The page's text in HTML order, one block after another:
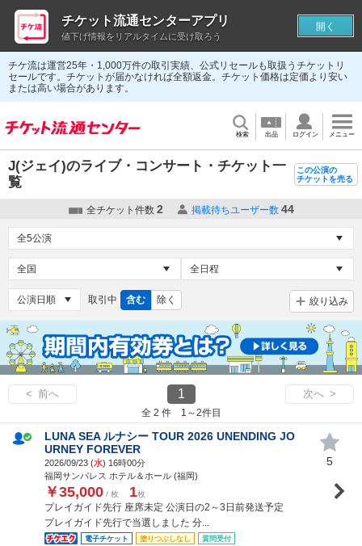
チケ流は運営25年・1,000万件の取引実績、公式リセールも取扱うチケットリ
セールです。チケットが届かなければ全額返金。チケット価格は定価より安い
または高い場合があります。
検索 出品 ログイン メニュー
J(ジェイ)のライブ・コンサート・チケット一
覧
この公演の
チケットを売る
全チケット件数 2 掲載待ちユーザー数 44
取引中 含む 除く 絞り込み
< 前へ 1 次へ >
全 2 件 1～2件目
LUNA SEA ルナシー TOUR 2026 UNENDING JO
URNEY FOREVER
2026/09/23 (水) 16時00分
福岡サンパレス ホテル＆ホール (福岡)
￥35,000 / 枚 1枚
プレイガイド先行 座席未定 公演日の2～3日前発送予定
プレイガイド先行で当選しました 分...
電子チケット 塗りつぶしなし 質問受付
5
チケット流通センターアプリ
値下げ情報をリアルタイムに受け取ろう
開く